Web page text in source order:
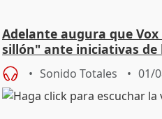
Adelante augura que
sillón" ante iniciativas de
Sonido Totales 01/